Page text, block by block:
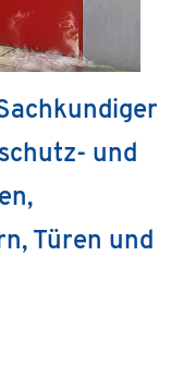
und
Türen und